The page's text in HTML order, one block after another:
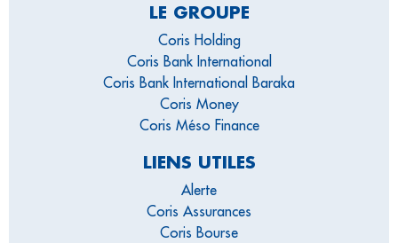
LE GROUPE
Coris Holding
Coris Bank International
Coris Bank International Baraka
Coris Money
Coris Méso Finance
LIENS UTILES
Alerte
Coris Assurances
Coris Bourse